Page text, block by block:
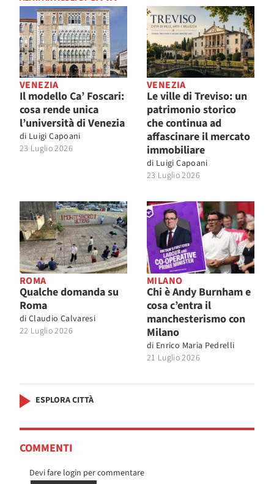
VENEZIA
Il modello Ca’ Foscari:
cosa rende unica
l’università di Venezia
di Luigi Capoani
23 Luglio 2026
VENEZIA
Le ville di Treviso: un
patrimonio storico
che continua ad
affascinare il mercato
immobiliare
di Luigi Capoani
23 Luglio 2026
ROMA
Qualche domanda su
Roma
di Claudio Calvaresi
22 Luglio 2026
MILANO
Chi è Andy Burnham e
cosa c’entra il
manchesterismo con
Milano
di Enrico Maria Pedrelli
21 Luglio 2026
ESPLORA CITTÀ
COMMENTI
Devi fare login per commentare